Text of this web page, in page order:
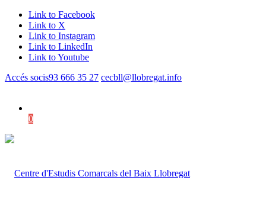
Link to Facebook
Link to X
Link to Instagram
Link to LinkedIn
Link to Youtube
Accés socis93 666 35 27 cecbll@llobregat.info
0